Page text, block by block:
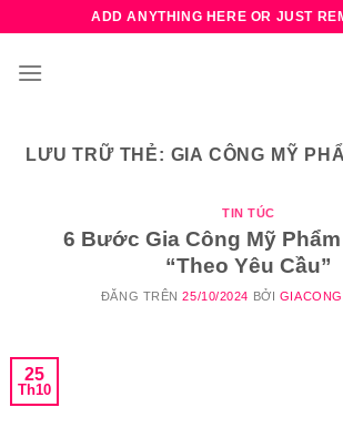
nội
ADD ANYTHING HERE OR JUST
LƯU TRỮ THẺ: GIA CÔNG MỸ
TIN TÚC
6 Bước Gia Công Mỹ
“Theo Yêu Cầu”
ĐĂNG TRÊN25/10/2024 BỞI
25
Th10